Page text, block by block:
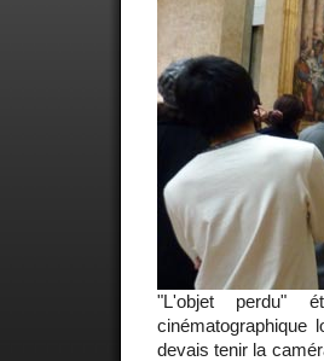
"L'objet perdu"
cinématographique
devais tenir la